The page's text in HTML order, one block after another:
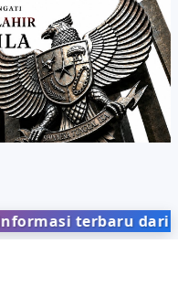
terbaru dari